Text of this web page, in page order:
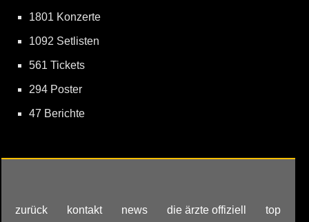
1801 Konzerte
1092 Setlisten
561 Tickets
294 Poster
47 Berichte
zurück kontakt news die ärzte offiziell top